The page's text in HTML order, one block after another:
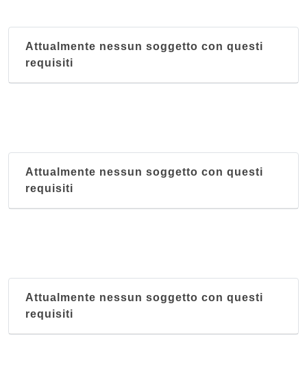
Attualmente nessun soggetto con questi
requisiti
Attualmente nessun soggetto con questi
requisiti
Attualmente nessun soggetto con questi
requisiti